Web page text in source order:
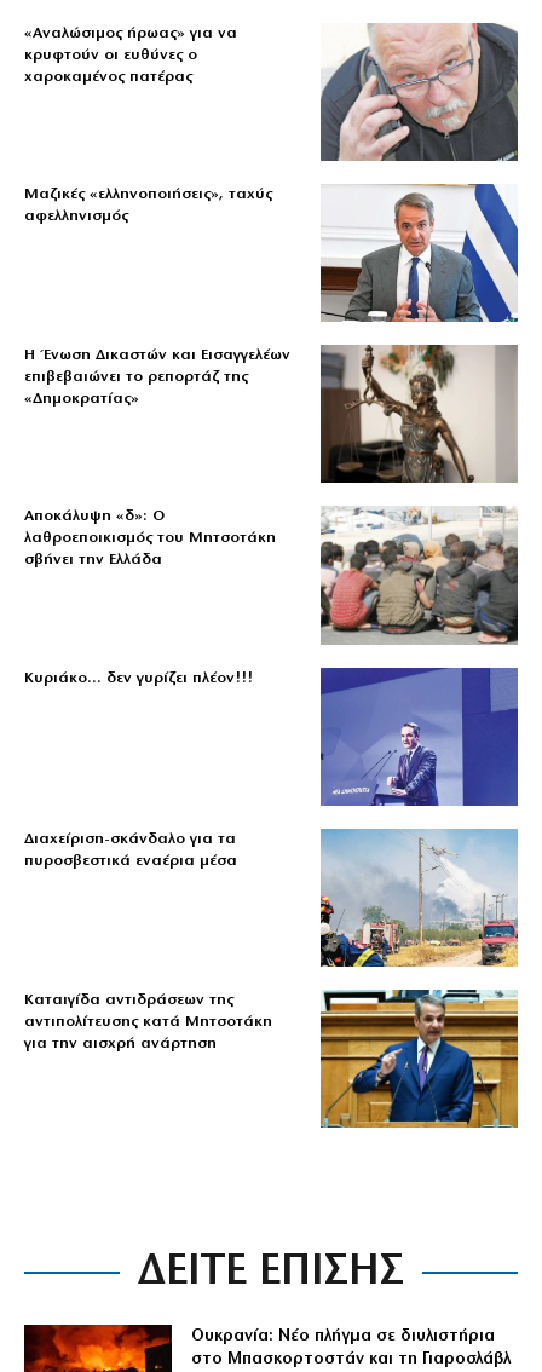
«Aναλώσιμος ήρωας» για να
κρυφτούν οι ευθύνες ο
χαροκαμένος πατέρας
Μαζικές «ελληνοποιήσεις», ταχύς
αφελληνισμός
Η Ένωση Δικαστών και Εισαγγελέων
επιβεβαιώνει το ρεπορτάζ της
«Δημοκρατίας»
Αποκάλυψη «δ»: Ο
λαθροεποικισμός του Μητσοτάκη
σβήνει την Ελλάδα
Κυριάκο… δεν γυρίζει πλέον!!!
Διαχείριση-σκάνδαλο για τα
πυροσβεστικά εναέρια μέσα
Καταιγίδα αντιδράσεων της
αντιπολίτευσης κατά Μητσοτάκη
για την αισχρή ανάρτηση
ΔΕΙΤΕ ΕΠΙΣΗΣ
Ουκρανία: Νέο πλήγμα σε διυλιστήρια
στο Μπασκορτοστάν και τη Γιαροσλάβλ